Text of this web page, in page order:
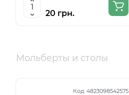
20 грн.
Мольберты и столы
Код: 4823098542575